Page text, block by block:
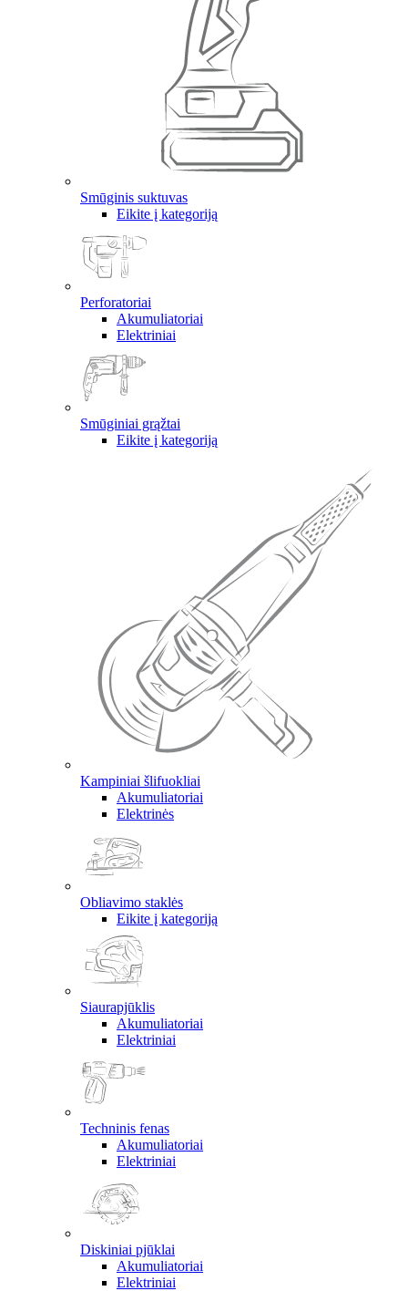
Smūginis suktuvas
Eikite į kategoriją
Perforatoriai
Akumuliatoriai
Elektriniai
Smūginiai grąžtai
Eikite į kategoriją
Kampiniai šlifuokliai
Akumuliatoriai
Elektrinės
Obliavimo staklės
Eikite į kategoriją
Siaurapjūklis
Akumuliatoriai
Elektriniai
Techninis fenas
Akumuliatoriai
Elektriniai
Diskiniai pjūklai
Akumuliatoriai
Elektriniai